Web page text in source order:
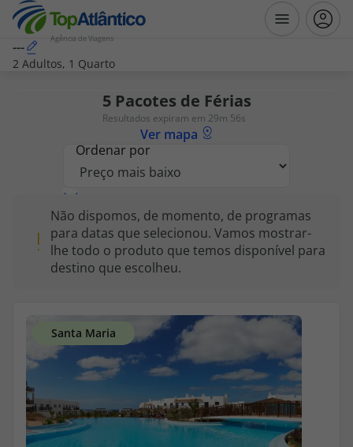
Agência de Viagens
Voos + Hotel
Pacotes de Férias
Escapadinhas
Cruzeiros
Promoções
---
2 Adultos, 1 Quarto
5 Pacotes de Férias
Resultados expiram em 29m 56s
Ver mapa
Ordenar por
Não dispomos, de momento, de programas
para datas que selecionou. Vamos mostrar-
lhe todo o produto que temos disponível para
destino que escolheu.